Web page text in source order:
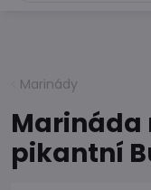
Marinády
Marináda
pikantní